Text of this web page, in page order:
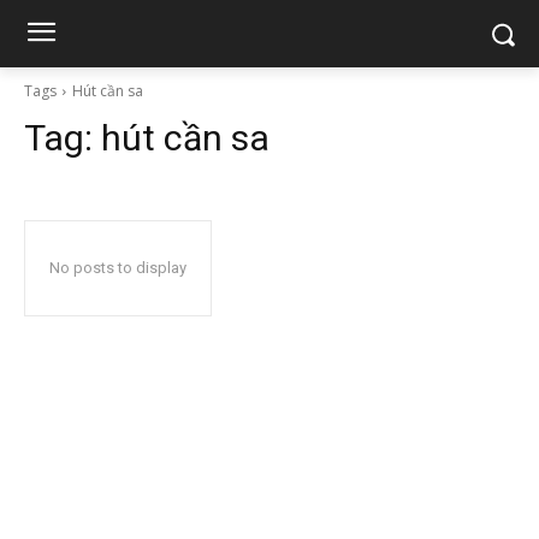
Tags Hút cần sa
Tag: hút cần sa
No posts to display